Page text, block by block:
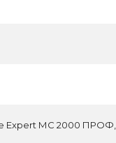
Expert МС 2000 ПРОФ,